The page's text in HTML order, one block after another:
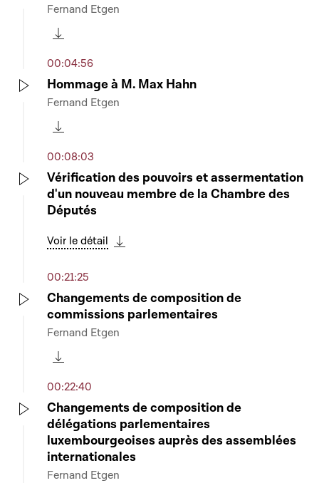
Fernand Etgen
00:04:56
Hommage à M. Max Hahn
Fernand Etgen
00:08:03
Vérification des pouvoirs et assermentation
d'un nouveau membre de la Chambre des
Députés
Voir le détail
00:21:25
Changements de composition de
commissions parlementaires
Fernand Etgen
00:22:40
Changements de composition de
délégations parlementaires
luxembourgeoises auprès des assemblées
internationales
Fernand Etgen